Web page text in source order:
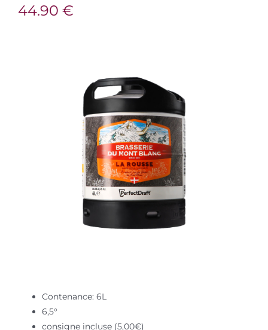
VOTRE COMPTE
44.90 €
Contenance: 6L
6,5°
consigne incluse (5,00€)